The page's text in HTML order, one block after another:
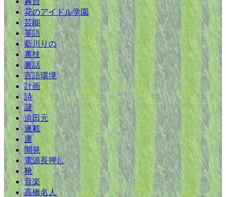
花のアイドル学園
芸能
英語
藍川りの
裏技
裏話
言語環境
計画
詩
謎
迫田元
連載
運
開発
電源長押し
靴
音楽
高橋名人